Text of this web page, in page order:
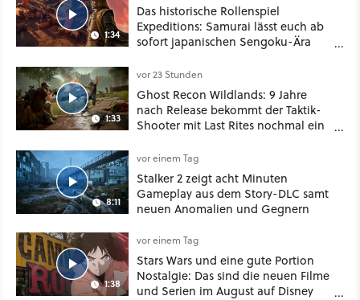
1:34
Das historische Rollenspiel
Expeditions: Samurai lässt euch ab
sofort japanischen Sengoku-Ära
oder Diplomatie
1:33
vor 23 Stunden
Ghost Recon Wildlands: 9 Jahre
nach Release bekommt der Taktik-
Shooter mit Last Rites nochmal ein
8:11
vor einem Tag
Stalker 2 zeigt acht Minuten
Gameplay aus dem Story-DLC samt
neuen Anomalien und Gegnern
1:38
vor einem Tag
Stars Wars und eine gute Portion
Nostalgie: Das sind die neuen Filme
und Serien im August auf Disney